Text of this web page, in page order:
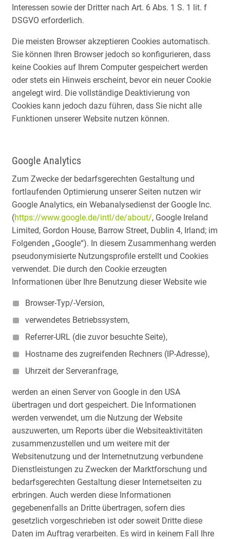
Interessen sowie der Dritter nach Art. 6 Abs. 1 S. 1 lit. f
DSGVO erforderlich.
Die meisten Browser akzeptieren Cookies automatisch.
Sie können Ihren Browser jedoch so konfigurieren, dass
keine Cookies auf Ihrem Computer gespeichert werden
oder stets ein Hinweis erscheint, bevor ein neuer Cookie
angelegt wird. Die vollständige Deaktivierung von
Cookies kann jedoch dazu führen, dass Sie nicht alle
Funktionen unserer Website nutzen können.
Google Analytics
Zum Zwecke der bedarfsgerechten Gestaltung und
fortlaufenden Optimierung unserer Seiten nutzen wir
Google Analytics, ein Webanalysedienst der Google Inc.
(https://www.google.de/intl/de/about/, Google Ireland
Limited, Gordon House, Barrow Street, Dublin 4, Irland; im
Folgenden „Google“). In diesem Zusammenhang werden
pseudonymisierte Nutzungsprofile erstellt und Cookies
verwendet. Die durch den Cookie erzeugten
Informationen über Ihre Benutzung dieser Website wie
Browser-Typ/-Version,
verwendetes Betriebssystem,
Referrer-URL (die zuvor besuchte Seite),
Hostname des zugreifenden Rechners (IP-Adresse),
Uhrzeit der Serveranfrage,
werden an einen Server von Google in den USA
übertragen und dort gespeichert. Die Informationen
werden verwendet, um die Nutzung der Website
auszuwerten, um Reports über die Websiteaktivitäten
zusammenzustellen und um weitere mit der
Websitenutzung und der Internetnutzung verbundene
Dienstleistungen zu Zwecken der Marktforschung und
bedarfsgerechten Gestaltung dieser Internetseiten zu
erbringen. Auch werden diese Informationen
gegebenenfalls an Dritte übertragen, sofern dies
gesetzlich vorgeschrieben ist oder soweit Dritte diese
Daten im Auftrag verarbeiten. Es wird in keinem Fall Ihre